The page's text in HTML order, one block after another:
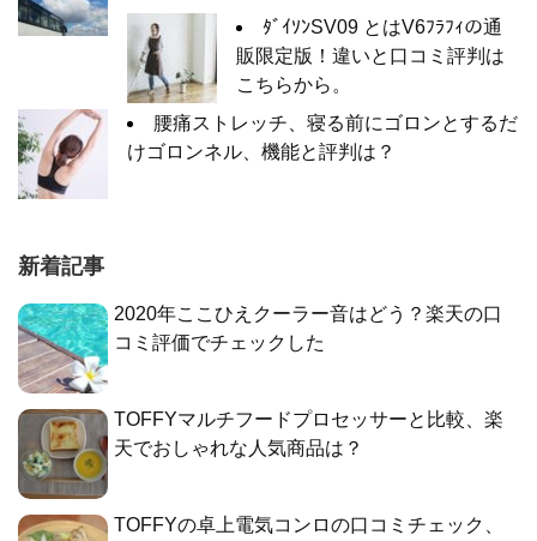
ﾀﾞｲｿﾝSV09 とはV6ﾌﾗﾌｨの通
販限定版！違いと口コミ評判は
こちらから。
腰痛ストレッチ、寝る前にゴロンとするだ
けゴロンネル、機能と評判は？
新着記事
2020年ここひえクーラー音はどう？楽天の口
コミ評価でチェックした
TOFFYマルチフードプロセッサーと比較、楽
天でおしゃれな人気商品は？
TOFFYの卓上電気コンロの口コミチェック、